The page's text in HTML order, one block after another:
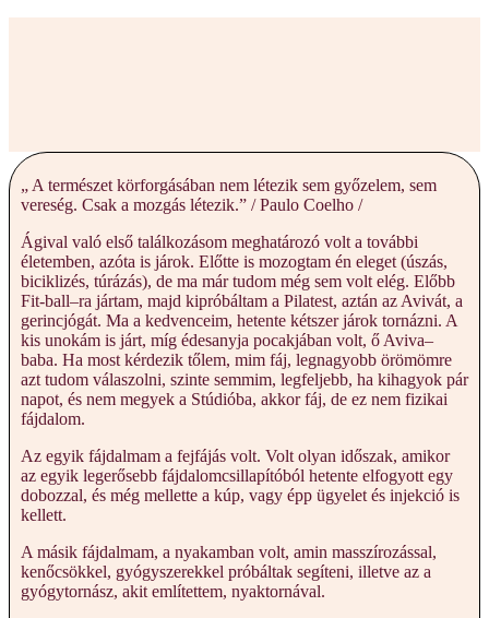
„ A természet körforgásában nem létezik sem győzelem, sem
vereség. Csak a mozgás létezik.” / Paulo Coelho /
Ágival való első találkozásom meghatározó volt a további
életemben, azóta is járok. Előtte is mozogtam én eleget (úszás,
biciklizés, túrázás), de ma már tudom még sem volt elég. Előbb
Fit-ball–ra jártam, majd kipróbáltam a Pilatest, aztán az Avivát, a
gerincjógát. Ma a kedvenceim, hetente kétszer járok tornázni. A
kis unokám is járt, míg édesanyja pocakjában volt, ő Aviva–
baba. Ha most kérdezik tőlem, mim fáj, legnagyobb örömömre
azt tudom válaszolni, szinte semmim, legfeljebb, ha kihagyok pár
napot, és nem megyek a Stúdióba, akkor fáj, de ez nem fizikai
fájdalom.
Az egyik fájdalmam a fejfájás volt. Volt olyan időszak, amikor
az egyik legerősebb fájdalomcsillapítóból hetente elfogyott egy
dobozzal, és még mellette a kúp, vagy épp ügyelet és injekció is
kellett.
A másik fájdalmam, a nyakamban volt, amin masszírozással,
kenőcsökkel, gyógyszerekkel próbáltak segíteni, illetve az a
gyógytornász, akit említettem, nyaktornával.